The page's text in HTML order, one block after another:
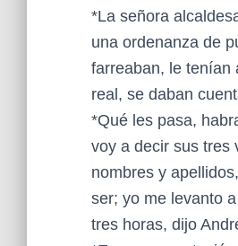
*La señora
una ordenanza de
farreaban, le tenían
real, se daban
*Qué les pasa,
voy a decir sus tres
nombres y
ser; yo me levanto
tres horas, dijo